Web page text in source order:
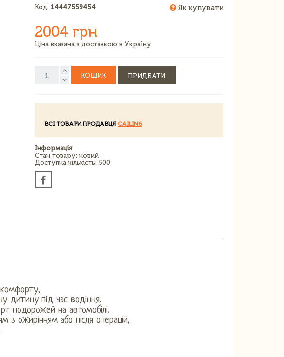
Код: 14447559454 Як купувати
2004 грн
Ціна вказана з доставкою в Україну
КОШИК ПРИДБАТИ
ВСІ ТОВАРИ ПРОДАВЦЯCAILIN6
Інформація
Стан товару: новий
Доступна кількість: 500
дитину під час водіння.
подорожей на автомобілі.
з ожирінням або після операцій,